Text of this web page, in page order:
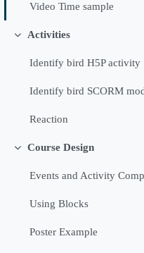
Video Time sample
Sbalit
Activities
Identify bird H5P activity
Identify bird SCORM
Reaction
Sbalit
Course Design
Events and Activity
Using Blocks
Poster Example